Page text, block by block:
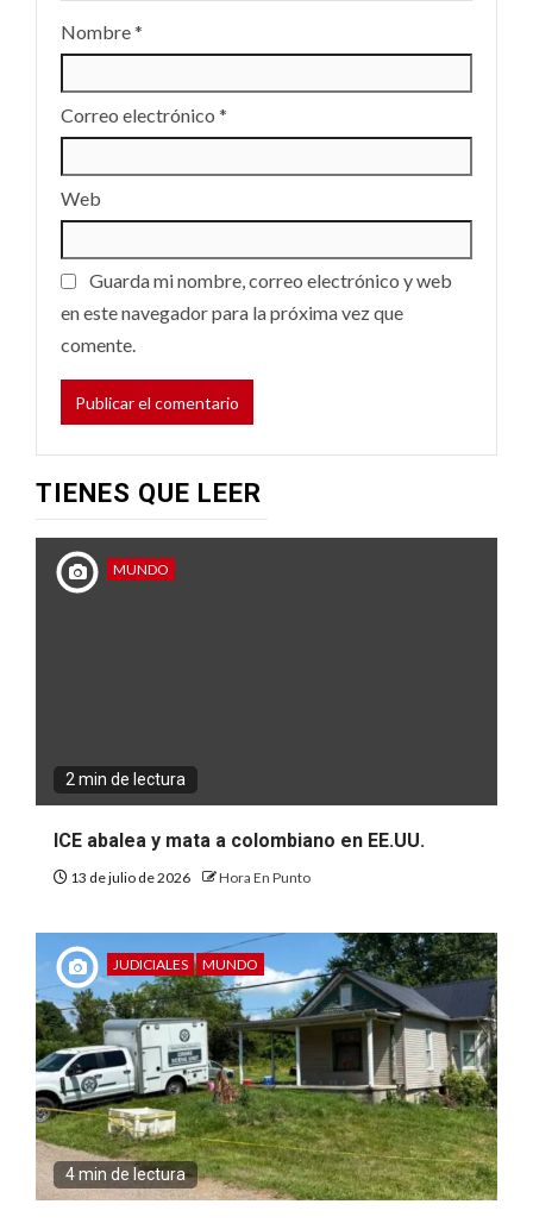
Nombre*
Correo electrónico *
Web
Guarda mi nombre, correo electrónico y web
en este navegador para la próxima vez que
comente.
TIENES QUE LEER
MUNDO
2 min de lectura
ICE abalea y mata a colombiano en EE.UU.
13 de julio de 2026 Hora En Punto
JUDICIALES MUNDO
4 min de lectura